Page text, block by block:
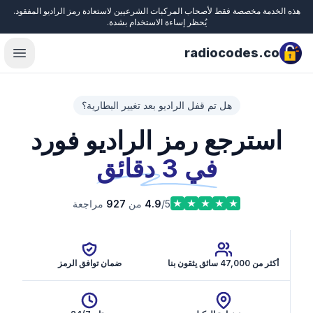
هذه الخدمة مخصصة فقط لأصحاب المركبات الشرعيين لاستعادة رمز الراديو المفقود.
يُحظر إساءة الاستخدام بشدة.
radiocodes.co
هل تم قفل الراديو بعد تغيير البطارية؟
استرجع رمز الراديو فورد
في 3 دقائق
4.9/5 من 927 مراجعة
أكثر من 47,000 سائق يثقون بنا ضمان توافق الرمز